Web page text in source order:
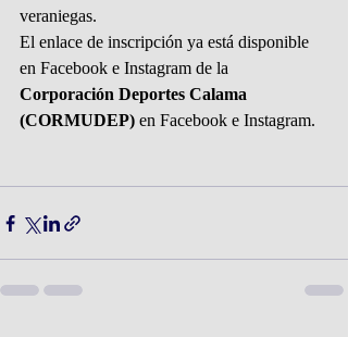
veraniegas.
El enlace de inscripción ya está disponible
en Facebook e Instagram de la
Corporación Deportes Calama
(CORMUDEP) en Facebook e Instagram.